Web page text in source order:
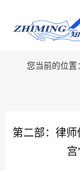
您当前的位置：
第二部：律
宫